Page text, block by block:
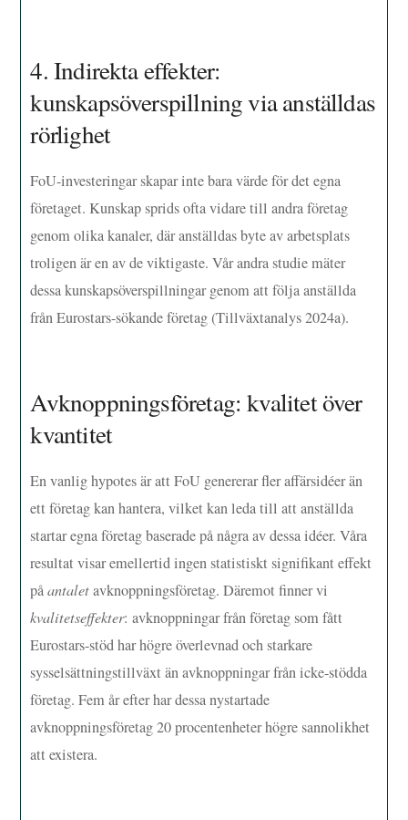
4. Indirekta effekter:
kunskapsöverspillning via anställdas
rörlighet
FoU-investeringar skapar inte bara värde för det egna
företaget. Kunskap sprids ofta vidare till andra företag
genom olika kanaler, där anställdas byte av arbetsplats
troligen är en av de viktigaste. Vår andra studie mäter
dessa kunskapsöverspillningar genom att följa anställda
från Eurostars-sökande företag (Tillväxtanalys 2024a).
Avknoppningsföretag: kvalitet över
kvantitet
En vanlig hypotes är att FoU genererar fler affärsidéer än
ett företag kan hantera, vilket kan leda till att anställda
startar egna företag baserade på några av dessa idéer. Våra
resultat visar emellertid ingen statistiskt signifikant effekt
påantaletavknoppningsföretag. Däremot finner vi
kvalitetseffekter: avknoppningar från företag som fått
Eurostars-stöd har högre överlevnad och starkare
sysselsättningstillväxt än avknoppningar från icke-stödda
företag. Fem år efter har dessa nystartade
avknoppningsföretag 20 procentenheter högre sannolikhet
att existera.